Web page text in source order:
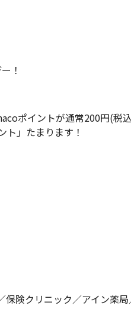
！
ポイントが通常200円(税
ト」たまります！
保険クリニック／アイン薬